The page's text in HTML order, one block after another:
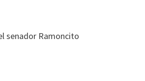
senador Ramoncito